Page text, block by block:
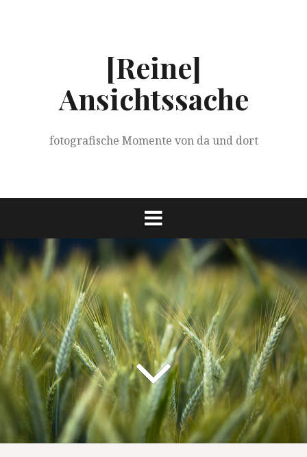
[Reine]
Ansichtssache
fotografische Momente von da und dort